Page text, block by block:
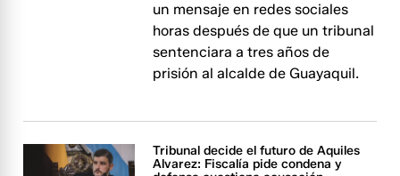
un mensaje en redes sociales
horas después de que un tribunal
sentenciara a tres años de
prisión al alcalde de Guayaquil.
Tribunal decide el futuro de Aquiles
Alvarez: Fiscalía pide condena y